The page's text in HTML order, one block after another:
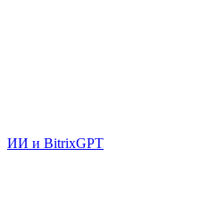
ИИ и BitrixGPT